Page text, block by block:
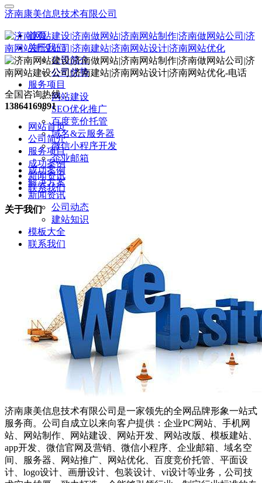
济南康美信息技术有限公司
首页
关于我们
公司简介
公司优势
服务项目
网站建设
SEO优化推广
百度竞价托管
域名&云服务器
微信小程序开发
企业邮箱
成功案例
解决方案
新闻资讯
公司动态
建站知识
模板大全
联系我们
全国咨询热线：
13864169891
网站首页
公司简介
服务项目
成功案例
新闻资讯
联系我们
关于我们
济南康美信息技术有限公司是一家领先的全网品牌形象一站式
服务商。公司自成立以来向客户提供：企业PC网站、手机网
站、网站制作、网站建设、网站开发、网站改版、模板建站、
app开发、微信官网及营销、微信小程序、企业邮箱、域名空
间、服务器、网站推广、网站优化、百度竞价托管、平面设
计、logo设计、画册设计、包装设计、vi设计等业务，公司技